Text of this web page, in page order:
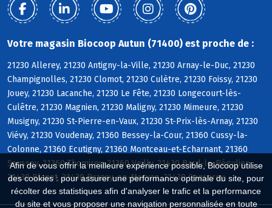
Afin de vous offrir la meilleure expérience possible, Biocoop utilise
des cookies : pour assurer une performance optimale du site, pour
récolter des statistiques afin d'analyser le trafic et la performance
du site et vous proposer une navigation personnalisée en toute
Votre magasin Biocoop Autun (71400) est proche de :
21230 Allerey, 21230 Antigny-la-Ville, 21230 Arnay-le-Duc, 21230
Champignolles, 21230 Clomot, 21230 Culètre, 21230 Foissy, 21230
Jouey, 21230 Lacanche, 21230 Le Fête, 21230 Longecourt-lès-
Culêtre, 21230 Magnien, 21230 Maligny, 21230 Mimeure, 21230
Musigny, 21230 St-Pierre-en-Vaux, 21230 St-Prix-lès-Arnay, 21230
Viévy, 21230 Voudenay, 21360 Bessey-la-Cour, 21360 Cussy-la-
Colonne, 21360 Ecutigny, 21360 Montceau-et-Echarnant, 21360
Saussey, 21360 Thomirey, 21360 Veilly, 21430 Bard-le-Régulier,
21430 Blanot, 21430 Brazey-en-Morvan, 21430 Censerey